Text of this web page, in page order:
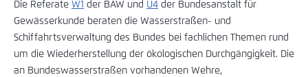
Die Referate W1 der BAW und U4 der Bundesanstalt für
Gewässerkunde beraten die Wasserstraßen- und
Schiffahrtsverwaltung des Bundes bei fachlichen Themen rund
um die Wiederherstellung der ökologischen Durchgängigkeit. Die
an Bundeswasserstraßen vorhandenen Wehre,